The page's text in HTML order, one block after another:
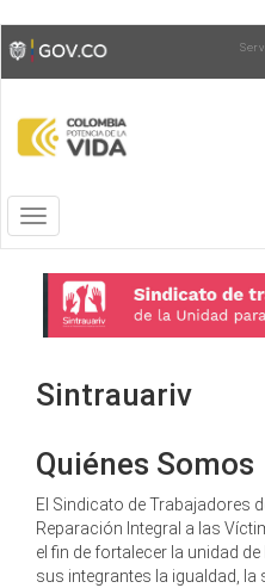
Pasar
al
contenido
Toggle
high
contrast
Toggle
navigation
Sintrauariv
Quiénes Somos
El Sindicato de Trabajadores
Reparación Integral a las
el fin de fortalecer la unidad
sus integrantes la igualdad, la